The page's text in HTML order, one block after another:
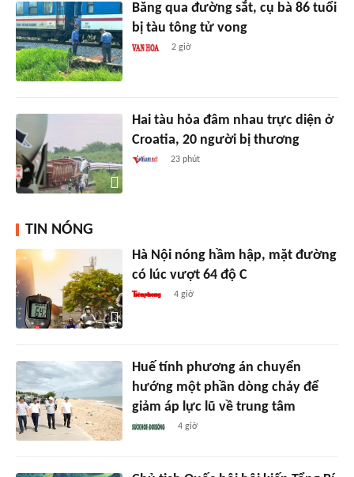
Băng qua đường sắt, cụ bà 86 tuổi
bị tàu tông tử vong
2 giờ
Hai tàu hỏa đâm nhau trực diện ở
Croatia, 20 người bị thương
23 phút
TIN NÓNG
Hà Nội nóng hầm hập, mặt đường
có lúc vượt 64 độ C
4 giờ
Huế tính phương án chuyển
hướng một phần dòng chảy để
giảm áp lực lũ về trung tâm
4 giờ